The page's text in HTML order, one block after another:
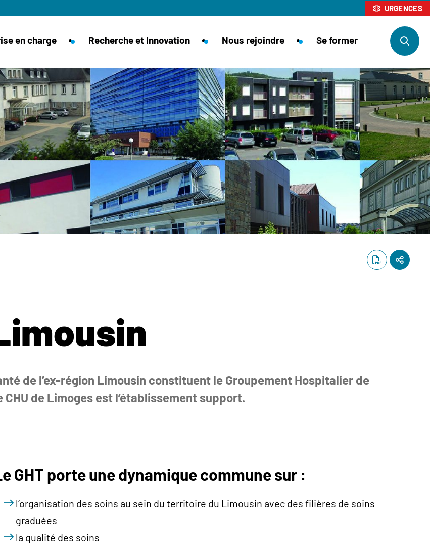
URGENCES
en charge Recherche et Innovation Nous rejoindre Se former
de l’ex-région Limousin constituent le Groupement Hospitalier de
de Limoges est l’établissement support.
GHT porte une dynamique commune sur :
l’organisation des soins au sein du territoire du Limousin avec des filières de soins
graduées
la qualité des soins